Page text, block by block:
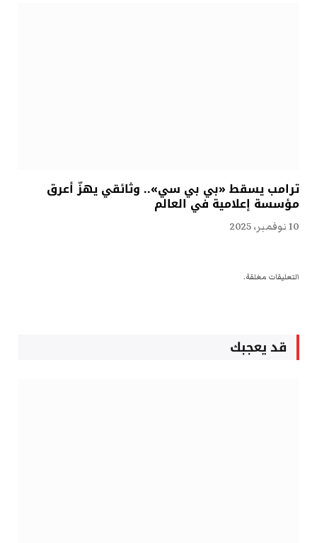
ترامب يسقط «بي بي سي».. وثائقي يهزّ أعرق
مؤسسة إعلامية في العالم
10 نوفمبر، 2025
التعليقات مغلقة.
قد يعجبك